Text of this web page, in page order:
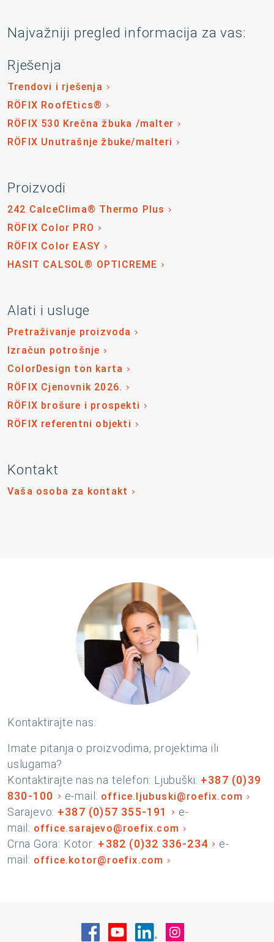
Najvažniji pregled informacija za vas:
Rješenja
Trendovi i rješenja
RÖFIX RoofEtics®
RÖFIX 530 Krečna žbuka /malter
RÖFIX Unutrašnje žbuke/malteri
Proizvodi
242 CalceClima® Thermo Plus
RÖFIX Color PRO
RÖFIX Color EASY
HASIT CALSOL® OPTICREME
Alati i usluge
Pretraživanje proizvoda
Izračun potrošnje
ColorDesign ton karta
RÖFIX Cjenovnik 2026.
RÖFIX brošure i prospekti
RÖFIX referentni objekti
Kontakt
Vaša osoba za kontakt
Kontaktirajte nas:
Imate pitanja o proizvodima, projektima ili
uslugama?
Kontaktirajte nas na telefon: Ljubuški: +387 (0)39
830-100
e-mail: office.ljubuski@roefix.com
Sarajevo: +387 (0)57 355-191
e-
mail: office.sarajevo@roefix.com
Crna Gora: Kotor: +382 (0)32 336-234
e-
mail: office.kotor@roefix.com
Posjetite nas na Facebook
Posjetite nas na YouTube
Posjetite nas na